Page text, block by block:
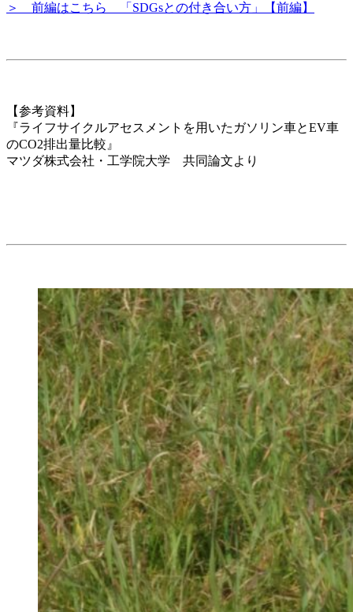
＞ 前編はこちら 「SDGsとの付き合い方」【前編】
【参考資料】
『ライフサイクルアセスメントを用いたガソリン車とEV車
のCO2排出量比較』
マツダ株式会社・工学院大学 共同論文より